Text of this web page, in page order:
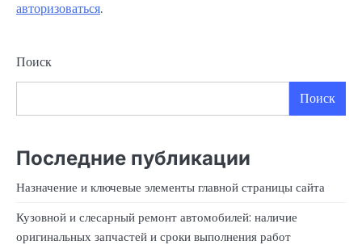
авторизоваться.
Поиск
Поиск
Последние публикации
Назначение и ключевые элементы главной страницы сайта
Кузовной и слесарный ремонт автомобилей: наличие
оригинальных запчастей и сроки выполнения работ